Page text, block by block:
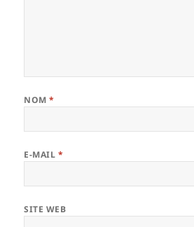
NOM*
E-MAIL *
SITE WEB